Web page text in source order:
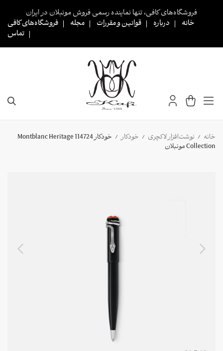
فروشگاه‌های کافی، تنها نماینده رسمی فروش مونبلان در ایران
خانه
درباره قوانین و مقررات مجله
فروشگاه‌های کافی
تماس
خانه / نوشت‌افزار لاکچری / خودکار /
خودکار 114724 Montblanc Heritage
Collection مونبلان